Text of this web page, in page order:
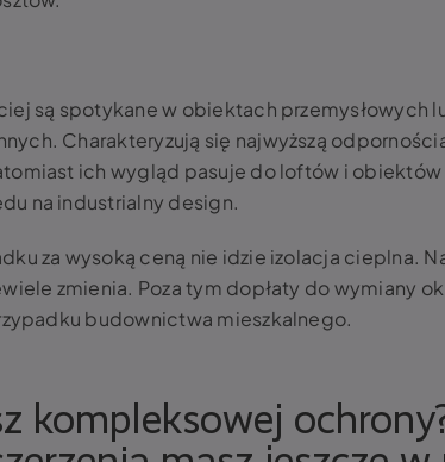
są spotykane w obiektach przemysłowych
Charakteryzują się najwyższą
ich wygląd pasuje do loftów i obiektów
na industrialny design.
za wysoką ceną nie idzie izolacja cieplna.
zmienia. Poza tym dopłaty do wymiany
budownictwa mieszkalnego.
kompleksowej